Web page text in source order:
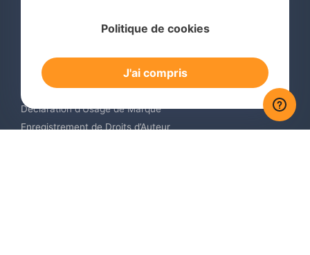
Recherche de Marque International
Renouvellement de Marque en Ligne
Surveillance de Marques en Ligne
Déclaration d’Usage de Marque
Enregistrement de Droits d’Auteur
Politique de cookies
J'ai compris